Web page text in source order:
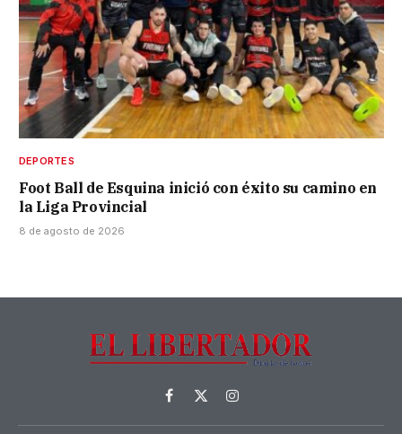
DEPORTES
Foot Ball de Esquina inició con éxito su camino en
la Liga Provincial
8 de agosto de 2026
Facebook
X
(Twitter)
Instagram